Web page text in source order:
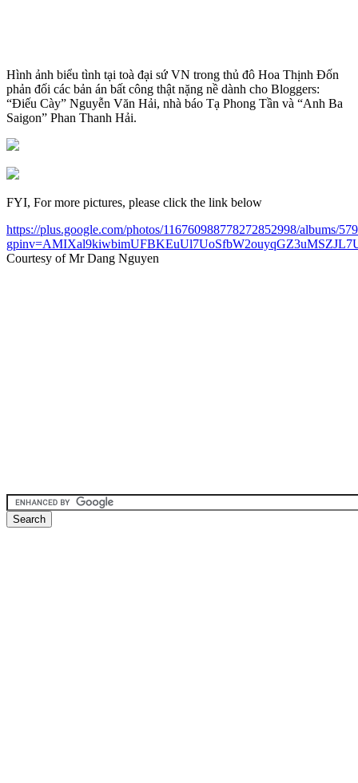
Hình ảnh biểu tình tại toà đại sứ VN trong thủ đô Hoa Thịnh Đốn
phản đối các bản án bất công thật nặng nề dành cho Bloggers:
“Điếu Cày” Nguyễn Văn Hải, nhà báo Tạ Phong Tần và “Anh Ba
Saigon” Phan Thanh Hải.
FYI, For more pictures, please click the link below
https://plus.google.com/photos/116760988778272852998/albums/
Courtesy of Mr Dang Nguyen